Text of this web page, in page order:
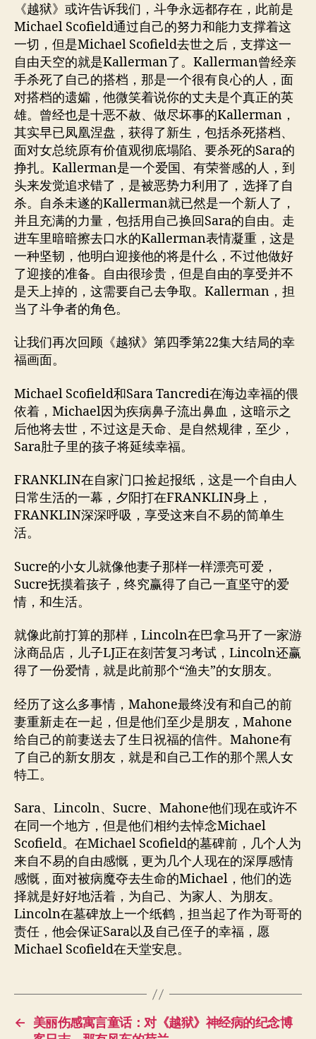
《越狱》或许告诉我们，斗争永远都存在，此前是
Michael Scofield通过自己的努力和能力支撑着这
一切，但是Michael Scofield去世之后，支撑这一
自由天空的就是Kallerman了。Kallerman曾经亲
手杀死了自己的搭档，那是一个很有良心的人，面
对搭档的遗孀，他微笑着说你的丈夫是个真正的英
雄。曾经也是十恶不赦、做尽坏事的Kallerman，
其实早已凤凰涅盘，获得了新生，包括杀死搭档、
面对女总统原有价值观彻底塌陷、要杀死的Sara的
挣扎。Kallerman是一个爱国、有荣誉感的人，到
头来发觉追求错了，是被恶势力利用了，选择了自
杀。自杀未遂的Kallerman就已然是一个新人了，
并且充满的力量，包括用自己换回Sara的自由。走
进车里暗暗擦去口水的Kallerman表情凝重，这是
一种坚韧，他明白迎接他的将是什么，不过他做好
了迎接的准备。自由很珍贵，但是自由的享受并不
是天上掉的，这需要自己去争取。Kallerman，担
当了斗争者的角色。
让我们再次回顾《越狱》第四季第22集大结局的幸
福画面。
Michael Scofield和Sara Tancredi在海边幸福的偎
依着，Michael因为疾病鼻子流出鼻血，这暗示之
后他将去世，不过这是天命、是自然规律，至少，
Sara肚子里的孩子将延续幸福。
FRANKLIN在自家门口捡起报纸，这是一个自由人
日常生活的一幕，夕阳打在FRANKLIN身上，
FRANKLIN深深呼吸，享受这来自不易的简单生
活。
Sucre的小女儿就像他妻子那样一样漂亮可爱，
Sucre抚摸着孩子，终究赢得了自己一直坚守的爱
情，和生活。
就像此前打算的那样，Lincoln在巴拿马开了一家游
泳商品店，儿子LJ正在刻苦复习考试，Lincoln还赢
得了一份爱情，就是此前那个“渔夫”的女朋友。
经历了这么多事情，Mahone最终没有和自己的前
妻重新走在一起，但是他们至少是朋友，Mahone
给自己的前妻送去了生日祝福的信件。Mahone有
了自己的新女朋友，就是和自己工作的那个黑人女
特工。
Sara、Lincoln、Sucre、Mahone他们现在或许不
在同一个地方，但是他们相约去悼念Michael
Scofield。在Michael Scofield的墓碑前，几个人为
来自不易的自由感慨，更为几个人现在的深厚感情
感慨，面对被病魔夺去生命的Michael，他们的选
择就是好好地活着，为自己、为家人、为朋友。
Lincoln在墓碑放上一个纸鹤，担当起了作为哥哥的
责任，他会保证Sara以及自己侄子的幸福，愿
Michael Scofield在天堂安息。
←
美丽伤感寓言童话：对《越狱》神经病的纪念博